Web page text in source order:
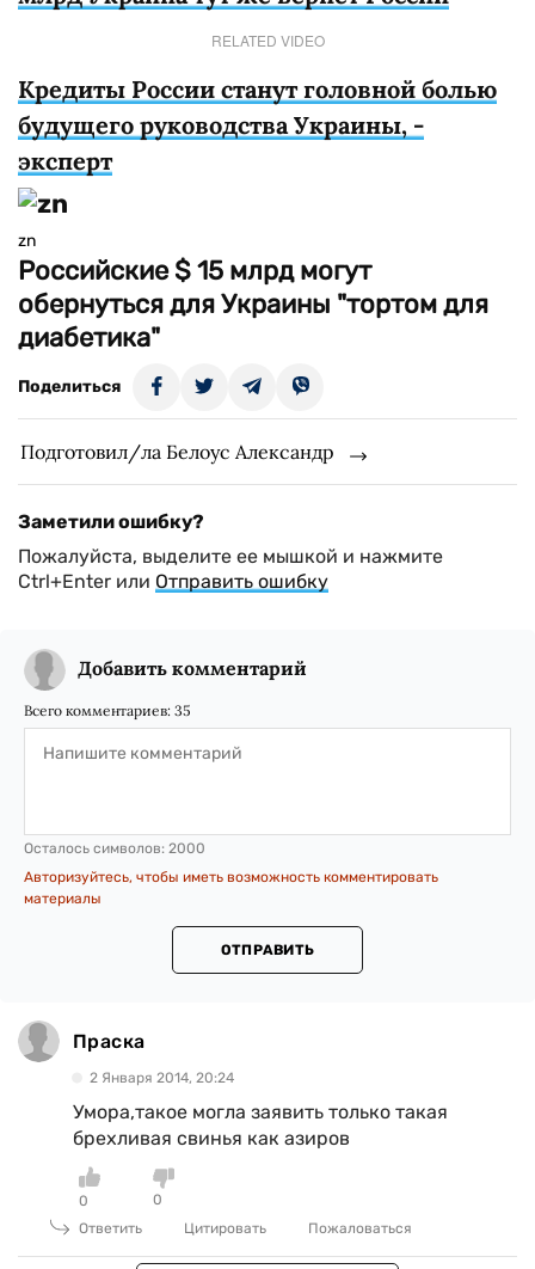
RELATED VIDEO
Кредиты России станут головной болью
будущего руководства Украины, -
эксперт
zn
Российские $ 15 млрд могут
обернуться для Украины "тортом для
диабетика"
Поделиться
Подготовил/ла Белоус Александр
Заметили ошибку?
Пожалуйста, выделите ее мышкой и нажмите
Ctrl+Enter или Отправить ошибку
Добавить комментарий
Всего комментариев: 35
Осталось символов: 2000
Авторизуйтесь, чтобы иметь возможность комментировать
материалы
ОТПРАВИТЬ
Праска
2 Января 2014, 20:24
Умора,такое могла заявить только такая
брехливая свинья как азиров
0
0
Ответить
Цитировать Пожаловаться